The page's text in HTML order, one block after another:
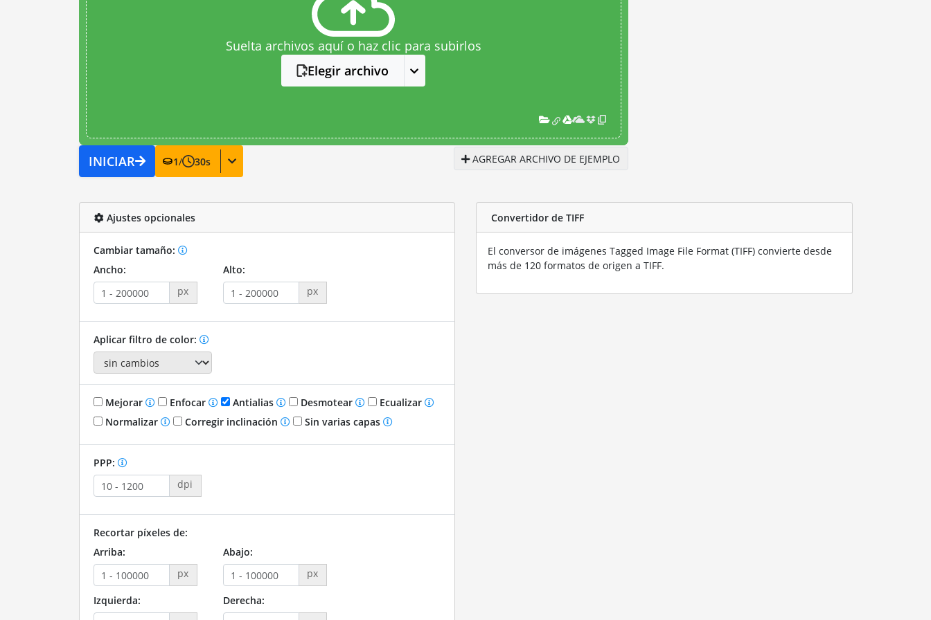
Suelta archivos aquí o haz clic para subirlos
Elegir archivo
INICIAR 1/ 30s AGREGAR ARCHIVO DE EJEMPLO
Ajustes opcionales
Cambiar tamaño:
Ancho:
px
Alto:
px
Aplicar filtro de color:
Mejorar Enfocar Antialias Desmotear
Ecualizar
Normalizar
Corregir inclinación Sin varias capas
PPP:
dpi
Recortar píxeles de:
Arriba:
px
Abajo:
px
Izquierda:
Derecha:
Convertidor de TIFF
El conversor de imágenes Tagged Image File Format (TIFF) convierte desde
más de 120 formatos de origen a TIFF.